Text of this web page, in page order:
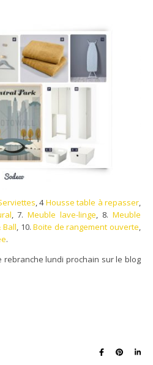
, 4Housse table à repasser,
, 7.Meuble lave-linge, 8.Meuble
Ball, 10.Boite de rangement ouverte,
.
rebranche lundi prochain sur le blog